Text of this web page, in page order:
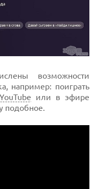
возможности
например: поиграть
YouTube или в эфире
подобное.